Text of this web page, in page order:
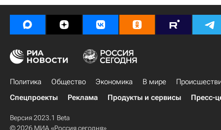
Ксения Собчак
Земфира
Филипп Киркоров
Кино
Москва
куда сходить
что посмотреть
Константин Богомолов
Новости культуры
Политика Общество Экономика В мире
Спецпроекты
Реклама Продукты и сервисы Пресс-
Версия 2023.1 Beta
© 2026 МИА «Россия сегодня»